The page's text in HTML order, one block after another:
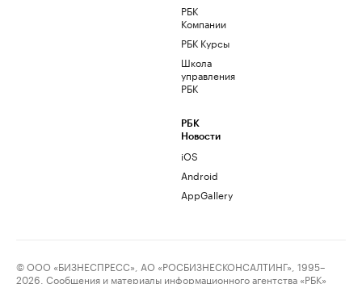
РБК
Компании
РБК Курсы
Школа
управления
РБК
РБК
Новости
iOS
Android
AppGallery
© ООО «БИЗНЕСПРЕСС», АО «РОСБИЗНЕСКОНСАЛТИНГ», 1995–
2026. Сообщения и материалы информационного агентства «РБК»